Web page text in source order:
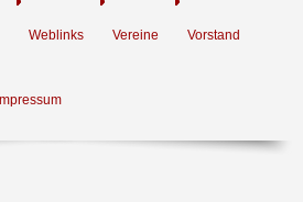
Weblinks Vereine Vorstand
Impressum